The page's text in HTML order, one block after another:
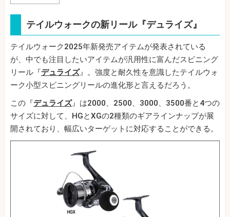
テイルウォークの新リール『デュライズ』
テイルウォーク2025年新発売アイテムが発表されている
が、中でも注目したいアイテムが汎用性に富んだスピニング
リール『デュライズ』。強度と耐久性を意識したテイルウォ
ーク小型スピニングリールの進化形と言えるだろう。
この『デュライズ』は2000、2500、3000、3500番と4つの
サイズに対して、HGとXGの2種類のギアラインナップが展
開されており、幅広いターゲットに対応することができる。